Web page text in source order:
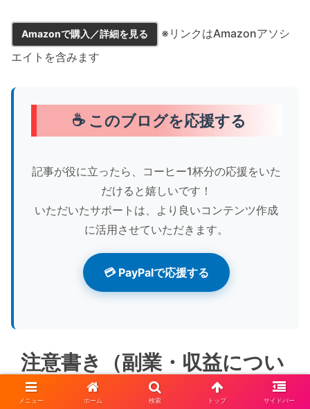
Amazonで購入／詳細を見る
※リンクはAmazonアソシ
エイトを含みます
☕ このブログを応援する
記事が役に立ったら、コーヒー1杯分の応援をいた
だけると嬉しいです！
いただいたサポートは、より良いコンテンツ作成
に活用させていただきます。
💳 PayPalで応援する
注意書き（副業・収益につい
て）
メニュー ホーム 検索 トップ サイドバー